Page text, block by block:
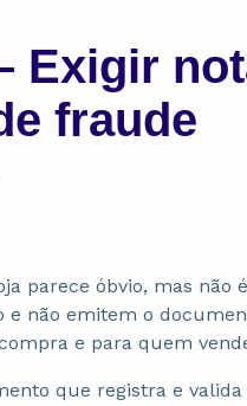
Exigir
fraude
parece óbvio, mas não
não emitem o
e para quem
que registra e valida